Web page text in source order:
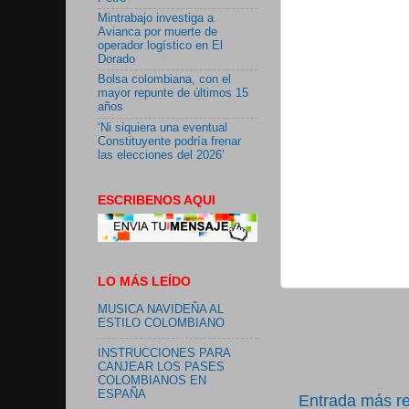
Entrada más
Mintrabajo investiga a
Avianca por muerte de
operador logístico en El
Dorado
Bolsa colombiana, con el
mayor repunte de últimos 15
años
‘Ni siquiera una eventual
Constituyente podría frenar
las elecciones del 2026’
ESCRIBENOS AQUI
LO MÁS LEÍDO
MUSICA NAVIDEÑA AL
ESTILO COLOMBIANO
INSTRUCCIONES PARA
CANJEAR LOS PASES
COLOMBIANOS EN
ESPAÑA